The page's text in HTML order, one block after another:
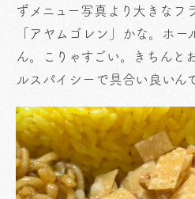
ずメニュー写真より大きなフ
「アヤムゴレン」かな。ホー
ん。こりゃすごい。きちんと
ルスパイシーで具合い良いん